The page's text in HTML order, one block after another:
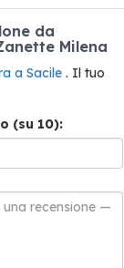
da
Milena
a Sacile . Il tuo
(su 10):